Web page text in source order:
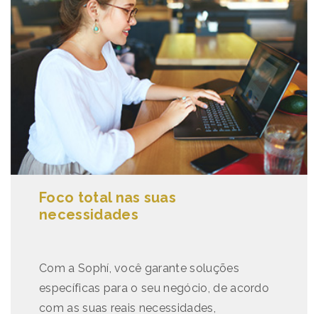
Foco total nas suas
necessidades
Com a Sophí, você garante soluções
específicas para o seu negócio, de acordo
com as suas reais necessidades,